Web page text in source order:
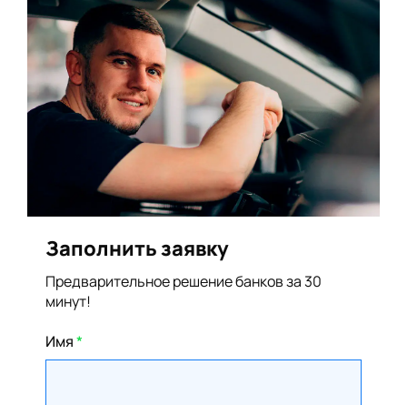
Заполнить заявку
Предварительное решение банков за 30
минут!
Имя*